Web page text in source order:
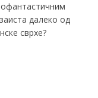
далеко од
сврхе?